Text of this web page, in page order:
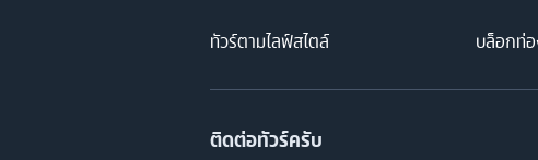
ทัวร์ตามไลฟ์สไตล์ บล็อกท่
ติดต่อทัวร์ครับ